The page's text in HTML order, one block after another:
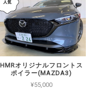
HMRオリジナルフロントス
ポイラー(MAZDA3)
¥55,000